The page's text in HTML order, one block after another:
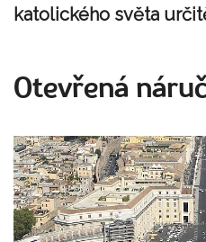
katolického světa
Otevřená